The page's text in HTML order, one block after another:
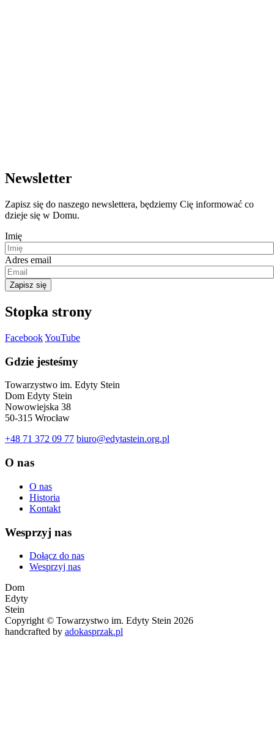
Newsletter
Zapisz się do naszego newslettera, będziemy Cię informować co
dzieje się w Domu.
Imię
Adres email
Zapisz się
Stopka strony
FacebookYouTube
Gdzie jesteśmy
Towarzystwo im. Edyty Stein
Dom Edyty Stein
Nowowiejska 38
50-315 Wrocław
+48 71 372 09 77 biuro@edytastein.org.pl
O nas
O nas
Historia
Kontakt
Wesprzyj nas
Dołącz do nas
Wesprzyj nas
Dom
Edyty
Stein
Copyright © Towarzystwo im. Edyty Stein 2026
handcrafted by adokasprzak.pl